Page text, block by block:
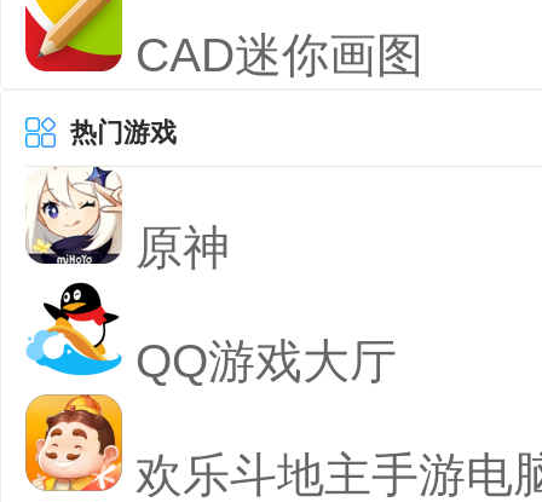
CAD迷你画图
热门游戏
原神
QQ游戏大厅
欢乐斗地主手游电